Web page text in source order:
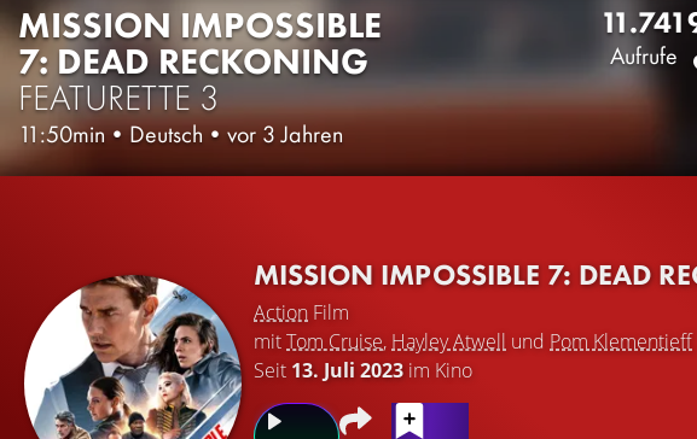
MISSION IMPOSSIBLE
7: DEAD RECKONING
FEATURETTE 3
11:50min•Deutsch • vor 3 Jahren
11.741
Aufrufe
MISSION IMPOSSIBLE 7: DEAD
Action Film
mitTom Cruise, Hayley Atwell und Pom Klementieff
Seit 13. Juli 2023im Kino